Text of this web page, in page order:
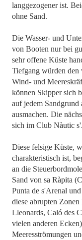
langgezogener ist.
ohne Sand.
Die Wasser- und
von Booten nur bei
sehr offene Küste
Tiefgang würden den
Wind- und
können Skipper sich
auf jedem Sandgrund
ausmachen. Die
sich im Club Nàutic
Diese felsige Küste,
charakteristisch ist,
an die
Sand von sa Ràpita
Punta de s'Arenal
diese abrupten
Lleonards, Caló des
vielen anderen
Meeresströmungen